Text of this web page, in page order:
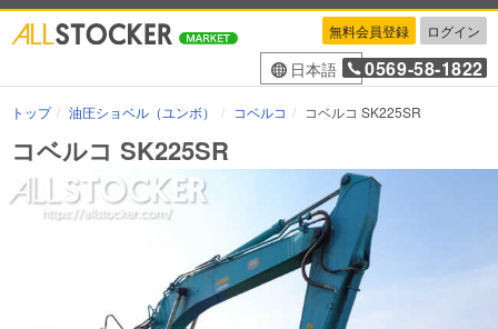
無料会員登録 ログイン
日本語 0569-58-1822
トップ 油圧ショベル（ユンボ） コベルコ コベルコ SK225SR
コベルコ SK225SR